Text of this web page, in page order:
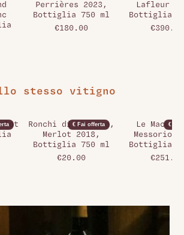
Perrières 2023,
Bottiglia 750 ml
€180.00
Lafleur
Bottiglia
€390.00
stesso vitigno
€ Fai offerta
Ronchi di Manzano,
Merlot 2018,
Bottiglia 750 ml
€20.00
€ Fai
Le
Messorio
Bottiglia
€251.00